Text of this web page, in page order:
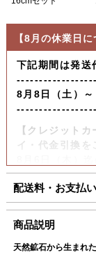
【8月の休業日に
下記期間は発送
8月8日（土）～
【クレジット
イ・代金引換
送いたします。
【コンビニ決済
8月6日（木）
（金）迄に順次
上記日時以降
配送料・お支払
■配送料（税込）
北海道
商品説明
天然鉱石から生まれ